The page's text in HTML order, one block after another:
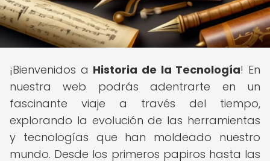
¡Bienvenidos a Historia de la Tecnología! En
nuestra web podrás adentrarte en un
fascinante viaje a través del tiempo,
explorando la evolución de las herramientas
y tecnologías que han moldeado nuestro
mundo. Desde los primeros papiros hasta las